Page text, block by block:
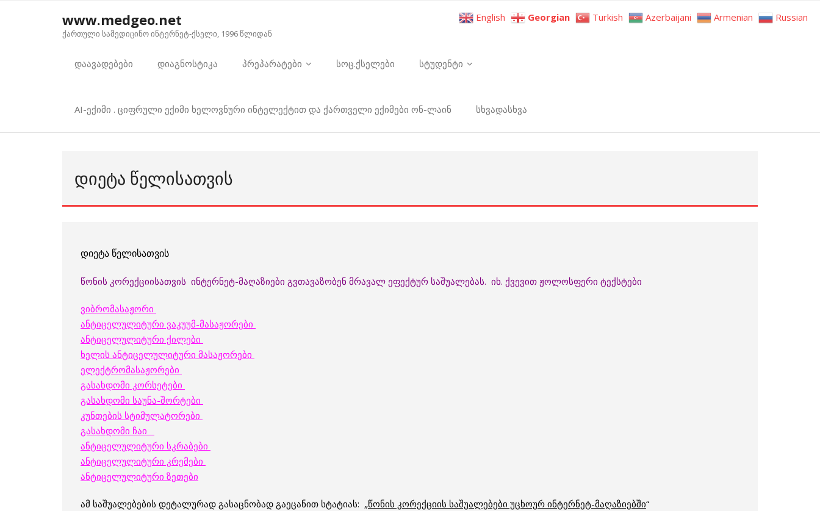
www.medgeo.net
ქართული სამედიცინო ინტერნეტ-ქსელი, 1996 წლიდან
დაავადებები დიაგნოსტიკა პრეპარატები სოც.ქსელები სტუდენტი
AI-ექიმი . ციფრული ექიმი ხელოვნური ინტელექტით და ქართველი ექიმები ონ-ლაინ სხვადასხვა
ᲓᲘᲔᲢᲐ ᲬᲔᲚᲘᲡᲐᲗᲕᲘᲡ
დიეტა წელისათვის
წონის კორექციისათვის ინტერნეტ-მაღაზიები გვთავაზობენ მრავალ ეფექტურ საშუალებას. იხ. ქვევით ჟოლოსფერი ტექსტები
ვიბრომასაჟორი
ანტიცელულიტური ვაკუუმ-მასაჟორები
ანტიცელულიტური ქილები
ხელის ანტიცელულიტური მასაჟორები
ელექტრომასაჟორები
გასახდომი კორსეტები
გასახდომი საუნა-შორტები
კუნთების სტიმულატორები
გასახდომი ჩაი
ანტიცელულიტური სკრაბები
ანტიცელულიტური კრემები
ანტიცელულიტური ზეთები
ამ საშუალებების დეტალურად გასაცნობად გაეცანით სტატიას: „წონის კორექციის საშუალებები უცხოურ ინტერნეტ-მაღაზიებში“
English Georgian Turkish Azerbaijani Armenian Russian